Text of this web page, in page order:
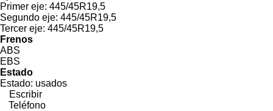
Primer eje: 445/45R19,5
Segundo eje: 445/45R19,5
Tercer eje: 445/45R19,5
Frenos
ABS
EBS
Estado
Estado: usados
Escribir
Teléfono